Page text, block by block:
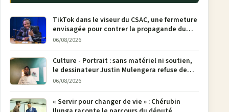
TikTok dans le viseur du CSAC, une fermeture
envisagée pour contrer la propagande du
M23
06/08/2026
Culture - Portrait : sans matériel ni soutien,
le dessinateur Justin Mulengera refuse de
poser son crayon
06/08/2026
« Servir pour changer de vie » : Chérubin